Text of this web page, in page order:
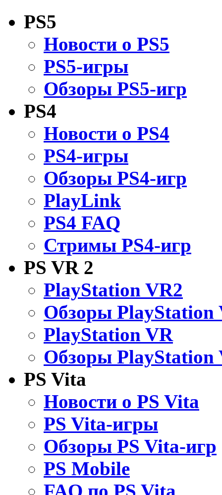
PS5
Новости о PS5
PS5-игры
Обзоры PS5-игр
PS4
Новости о PS4
PS4-игры
Обзоры PS4-игр
PlayLink
PS4 FAQ
Стримы PS4-игр
PS VR 2
PlayStation VR2
Обзоры PlayStation
PlayStation VR
Обзоры PlayStation
PS Vita
Новости о PS Vita
PS Vita-игры
Обзоры PS Vita-игр
PS Mobile